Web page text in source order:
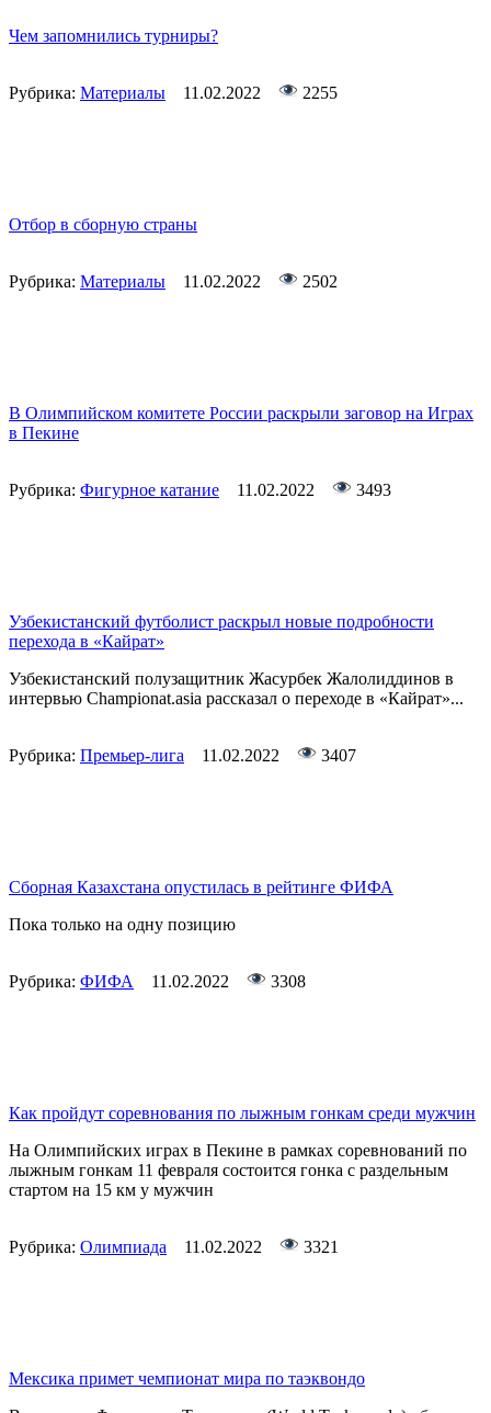
Чем запомнились турниры?
Рубрика: Материалы 11.02.2022 2255
Отбор в сборную страны
Рубрика: Материалы 11.02.2022 2502
В Олимпийском комитете России раскрыли заговор на Играх
в Пекине
Рубрика: Фигурное катание 11.02.2022 3493
Узбекистанский футболист раскрыл новые подробности
перехода в «Кайрат»
Узбекистанский полузащитник Жасурбек Жалолиддинов в
интервью Championat.asia рассказал о переходе в «Кайрат»...
Рубрика: Премьер-лига 11.02.2022 3407
Сборная Казахстана опустилась в рейтинге ФИФА
Пока только на одну позицию
Рубрика: ФИФА 11.02.2022 3308
Как пройдут соревнования по лыжным гонкам среди мужчин
На Олимпийских играх в Пекине в рамках соревнований по
лыжным гонкам 11 февраля состоится гонка с раздельным
стартом на 15 км у мужчин
Рубрика: Олимпиада 11.02.2022 3321
Мексика примет чемпионат мира по таэквондо